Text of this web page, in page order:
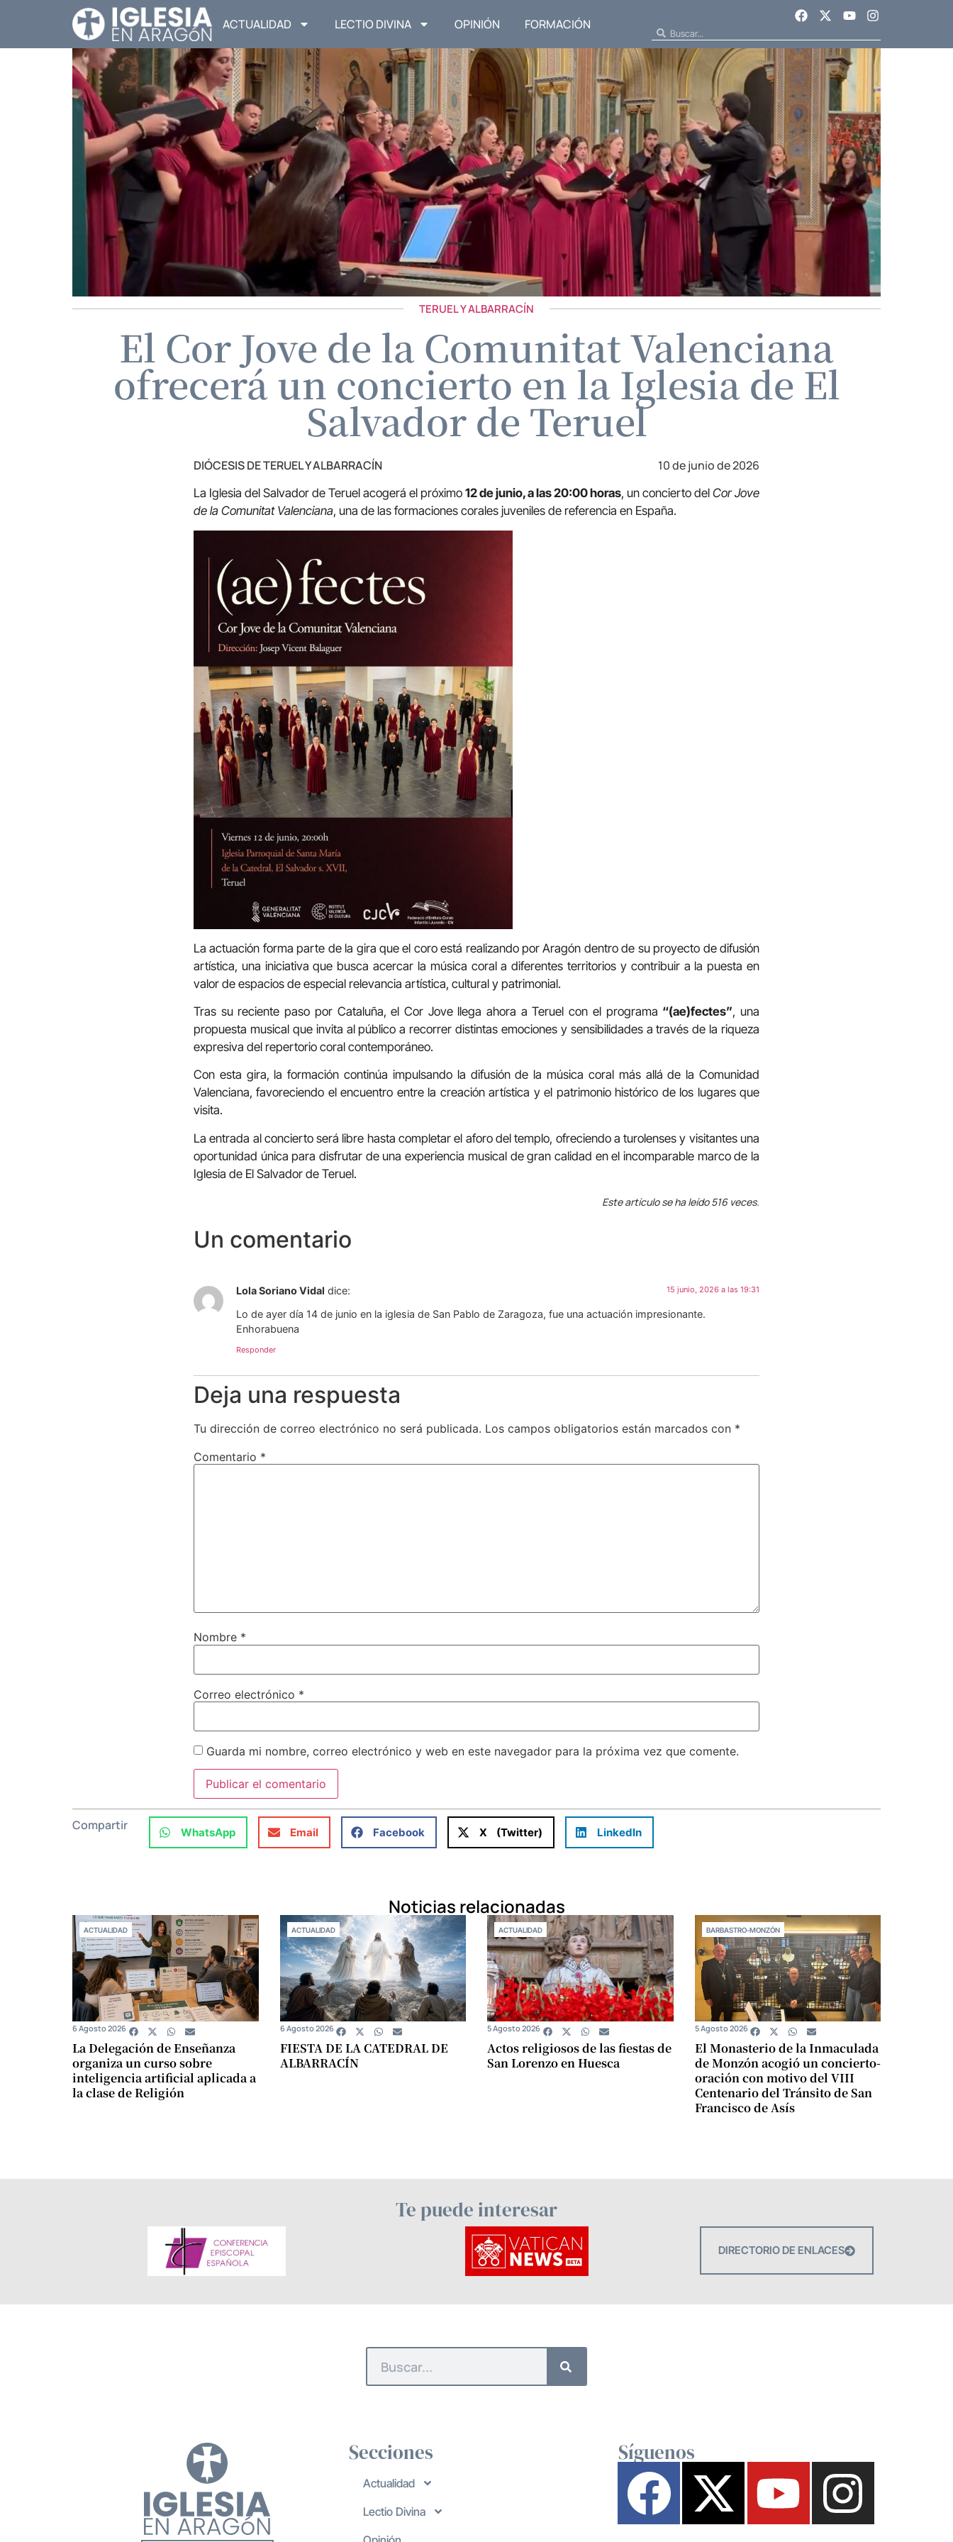
ACTUALIDAD LECTIO DIVINA OPINIÓN FORMACIÓN
TERUEL Y ALBARRACÍN
El Cor Jove de la Comunitat Valenciana
ofrecerá un concierto en la Iglesia de El
Salvador de Teruel
DIÓCESIS DE TERUEL Y ALBARRACÍN 10 de junio de 2026
La Iglesia del Salvador de Teruel acogerá el próximo 12 de junio, a las 20:00 horas, un concierto del Cor Jove
de la Comunitat Valenciana, una de las formaciones corales juveniles de referencia en España.
La actuación forma parte de la gira que el coro está realizando por Aragón dentro de su proyecto de difusión
artística, una iniciativa que busca acercar la música coral a diferentes territorios y contribuir a la puesta en
valor de espacios de especial relevancia artística, cultural y patrimonial.
Tras su reciente paso por Cataluña, el Cor Jove llega ahora a Teruel con el programa “(ae)fectes”, una
propuesta musical que invita al público a recorrer distintas emociones y sensibilidades a través de la riqueza
expresiva del repertorio coral contemporáneo.
Con esta gira, la formación continúa impulsando la difusión de la música coral más allá de la Comunidad
Valenciana, favoreciendo el encuentro entre la creación artística y el patrimonio histórico de los lugares que
visita.
La entrada al concierto será libre hasta completar el aforo del templo, ofreciendo a turolenses y visitantes una
oportunidad única para disfrutar de una experiencia musical de gran calidad en el incomparable marco de la
Iglesia de El Salvador de Teruel.
Este artículo se ha leído 516 veces.
Un comentario
Lola Soriano Vidal dice: 15 junio, 2026 a las 19:31
Lo de ayer día 14 de junio en la iglesia de San Pablo de Zaragoza, fue una actuación impresionante.
Enhorabuena
Responder
Deja una respuesta
Tu dirección de correo electrónico no será publicada. Los campos obligatorios están marcados con *
Comentario *
Nombre *
Correo electrónico *
Guarda mi nombre, correo electrónico y web en este navegador para la próxima vez que comente.
Compartir WhatsApp Email Facebook X (Twitter) LinkedIn
Noticias relacionadas
ACTUALIDAD
La Delegación de Enseñanza
organiza un curso sobre
inteligencia artificial aplicada a
la clase de Religión
6 Agosto 2026
ACTUALIDAD
FIESTA DE LA CATEDRAL DE
ALBARRACÍN
6 Agosto 2026
ACTUALIDAD
Actos religiosos de las fiestas de
San Lorenzo en Huesca
5 Agosto 2026
BARBASTRO-MONZÓN
El Monasterio de la Inmaculada
de Monzón acogió un concierto-
oración con motivo del VIII
Centenario del Tránsito de San
Francisco de Asís
5 Agosto 2026
Te puede interesar
DIRECTORIO DE ENLACES
Secciones
Actualidad
Lectio Divina
Síguenos